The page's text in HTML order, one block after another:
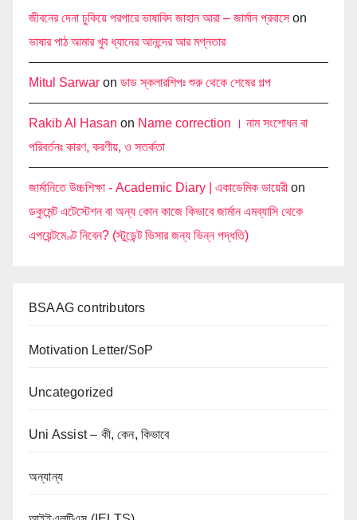
জীবনের দেনা চুকিয়ে পরপারে ভাষাবিদ জাহান আরা – জার্মান প্রবাসেon
ভাষার পাঠ আমার খুব ধ্যানের আনন্দের আর মগ্নতার
Mitul Sarwar on ডাড স্কলারশিপঃ শুরু থেকে শেষের গল্প
Rakib Al Hasan on Name correction । নাম সংশোধন বা
পরিবর্তনঃ কারণ, করণীয়, ও সতর্কতা
জার্মানিতে উচ্চশিক্ষা - Academic Diary | একাডেমিক ডায়েরী on
ডকুমেন্ট এটেস্টেশন বা অন্য কোন কাজে কিভাবে জার্মান এমব্যাসি থেকে
এপয়েন্টমেণ্ট নিবেন? (স্টুডেন্ট ভিসার জন্য ভিন্ন পদ্ধতি)
BSAAG contributors
Motivation Letter/SoP
Uncategorized
Uni Assist – কী, কেন, কিভাবে
অন্যান্য